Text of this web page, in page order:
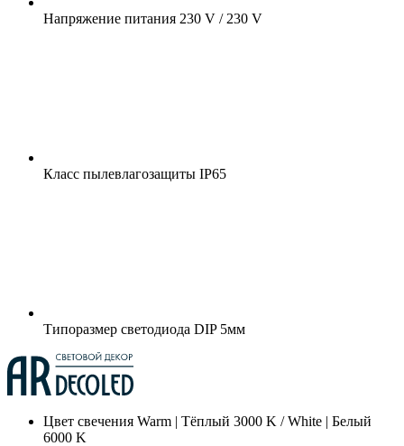
Напряжение питания 230 V / 230 V
Класс пылевлагозащиты IP65
Типоразмер светодиода DIP 5мм
Цвет свечения Warm | Тёплый 3000 K / White | Белый
6000 K